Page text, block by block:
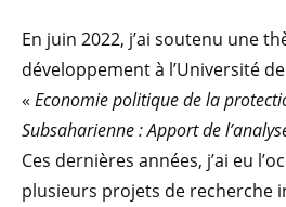
En juin 2022, j’ai soutenu une
développement à l’Université
« Economie politique de la
Subsaharienne : Apport de
Ces dernières années, j’ai eu
plusieurs projets de recherche